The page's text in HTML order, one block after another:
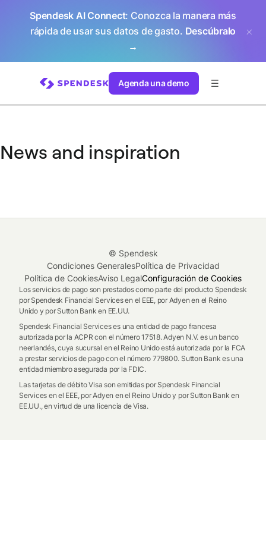
Spendesk AI Connect: Conozca la manera más
rápida de usar sus datos de gasto. Descúbralo
→
Agenda una demo
News and inspiration
© Spendesk
Condiciones GeneralesPolítica de Privacidad
Política de CookiesAviso LegalConfiguración de Cookies
Los servicios de pago son prestados como parte del producto Spendesk
por Spendesk Financial Services en el EEE, por Adyen en el Reino
Unido y por Sutton Bank en EE.UU.
Spendesk Financial Services es una entidad de pago francesa
autorizada por la ACPR con el número 17518. Adyen N.V. es un banco
neerlandés, cuya sucursal en el Reino Unido está autorizada por la FCA
a prestar servicios de pago con el número 779800. Sutton Bank es una
entidad miembro asegurada por la FDIC.
Las tarjetas de débito Visa son emitidas por Spendesk Financial
Services en el EEE, por Adyen en el Reino Unido y por Sutton Bank en
EE.UU., en virtud de una licencia de Visa.